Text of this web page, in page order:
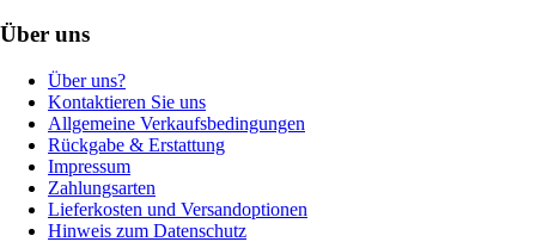
Über uns
Über uns?
Kontaktieren Sie uns
Allgemeine Verkaufsbedingungen
Rückgabe & Erstattung
Impressum
Zahlungsarten
Lieferkosten und Versandoptionen
Hinweis zum Datenschutz